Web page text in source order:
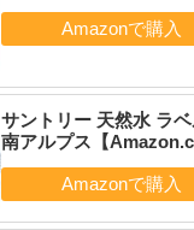
サントリー 天然水 ラ
南アルプス【